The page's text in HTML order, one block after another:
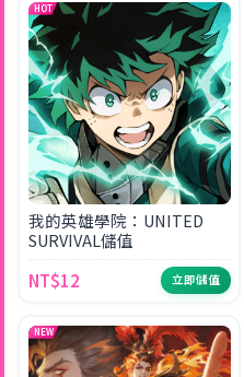
HOT
我的英雄學院：UNITED
SURVIVAL儲值
NT$12
立即儲值
NEW